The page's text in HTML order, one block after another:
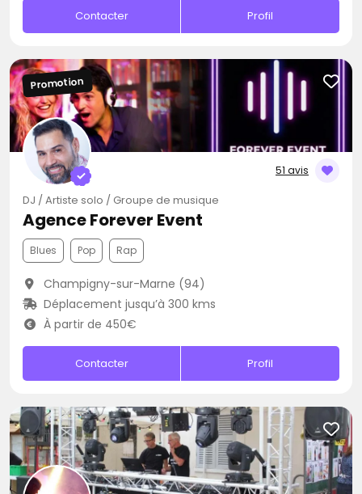
Contacter Profil
51 avis
Promotion
DJ / Artiste solo / Groupe de musique
Agence Forever Event
Blues Pop Rap
Champigny-sur-Marne (94)
Déplacement jusqu’à 300 kms
À partir de 450€
Contacter Profil